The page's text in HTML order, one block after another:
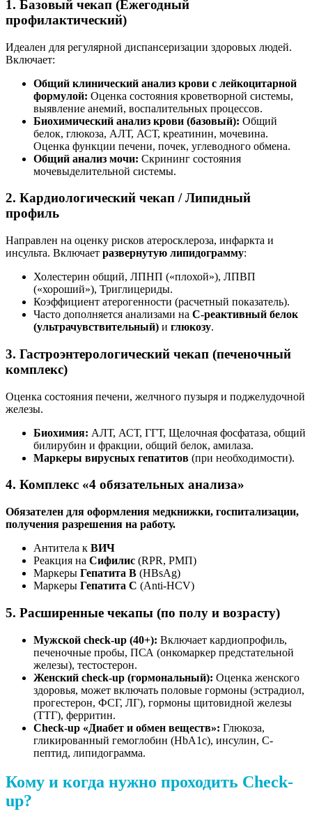
1. Базовый чекап (Ежегодный
профилактический)
Идеален для регулярной диспансеризации здоровых людей.
Включает:
Общий клинический анализ крови с лейкоцитарной
формулой: Оценка состояния кроветворной системы,
выявление анемий, воспалительных процессов.
Биохимический анализ крови (базовый): Общий
белок, глюкоза, АЛТ, АСТ, креатинин, мочевина.
Оценка функции печени, почек, углеводного обмена.
Общий анализ мочи: Скрининг состояния
мочевыделительной системы.
2. Кардиологический чекап / Липидный
профиль
Направлен на оценку рисков атеросклероза, инфаркта и
инсульта. Включает развернутую липидограмму:
Холестерин общий, ЛПНП («плохой»), ЛПВП
(«хороший»), Триглицериды.
Коэффициент атерогенности (расчетный показатель).
Часто дополняется анализами на С-реактивный белок
(ультрачувствительный) и глюкозу.
3. Гастроэнтерологический чекап (печеночный
комплекс)
Оценка состояния печени, желчного пузыря и поджелудочной
железы.
Биохимия: АЛТ, АСТ, ГГТ, Щелочная фосфатаза, общий
билирубин и фракции, общий белок, амилаза.
Маркеры вирусных гепатитов (при необходимости).
4. Комплекс «4 обязательных анализа»
Обязателен для оформления медкнижки, госпитализации,
получения разрешения на работу.
Антитела к ВИЧ
Реакция на Сифилис (RPR, РМП)
Маркеры Гепатита B (HBsAg)
Маркеры Гепатита С (Anti-HCV)
5. Расширенные чекапы (по полу и возрасту)
Мужской check-up (40+): Включает кардиопрофиль,
печеночные пробы, ПСА (онкомаркер предстательной
железы), тестостерон.
Женский check-up (гормональный): Оценка женского
здоровья, может включать половые гормоны (эстрадиол,
прогестерон, ФСГ, ЛГ), гормоны щитовидной железы
(ТТГ), ферритин.
Check-up «Диабет и обмен веществ»: Глюкоза,
гликированный гемоглобин (HbA1c), инсулин, С-
пептид, липидограмма.
Кому и когда нужно проходить Check-
up?